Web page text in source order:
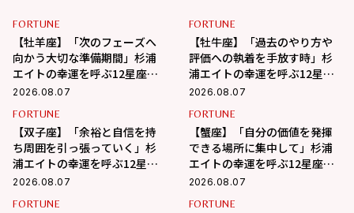
FORTUNE
【牡羊座】「次のフェーズへ
向かう大切な準備期間」杉浦
エイトの幸運を呼ぶ12星座占
い（8/7～9/6）
2026.08.07
FORTUNE
【牡牛座】「過去のやり方や
評価への執着を手放す時」杉
浦エイトの幸運を呼ぶ12星座
占い（8/7～9/6）
2026.08.07
FORTUNE
【双子座】「余裕と自信を持
ち周囲を引っ張っていく」杉
浦エイトの幸運を呼ぶ12星座
占い（8/7～9/6）
2026.08.07
FORTUNE
【蟹座】「自分の価値を発揮
できる場所に集中して」杉浦
エイトの幸運を呼ぶ12星座占
い（7/7～8/6）
2026.08.07
FORTUNE
FORTUNE